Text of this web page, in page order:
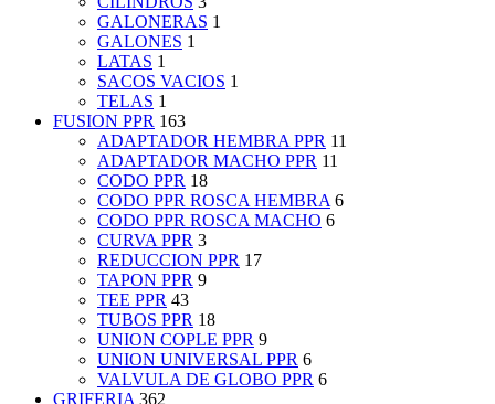
GALONERAS 1
GALONES 1
LATAS 1
SACOS VACIOS 1
TELAS 1
FUSION PPR 163
ADAPTADOR HEMBRA PPR 11
ADAPTADOR MACHO PPR 11
CODO PPR 18
CODO PPR ROSCA HEMBRA 6
CODO PPR ROSCA MACHO 6
CURVA PPR 3
REDUCCION PPR 17
TAPON PPR 9
TEE PPR 43
TUBOS PPR 18
UNION COPLE PPR 9
UNION UNIVERSAL PPR 6
VALVULA DE GLOBO PPR 6
GRIFERIA 362